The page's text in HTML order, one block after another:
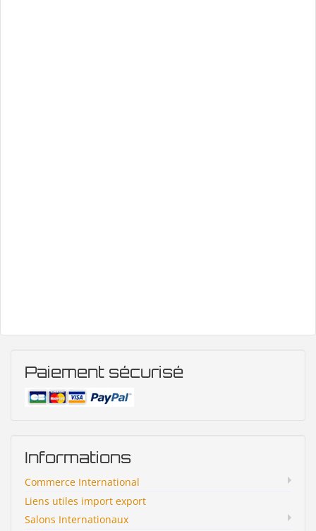
Paiement sécurisé
Informations
Commerce International
Liens utiles import export
Salons Internationaux